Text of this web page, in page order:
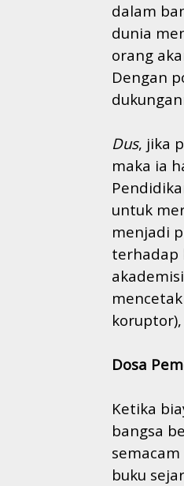
dalam
dunia
orang
Dengan
Dus, jika
maka ia
untuk
menjadi
terhadap
Dosa
Ketika
bangsa
buku